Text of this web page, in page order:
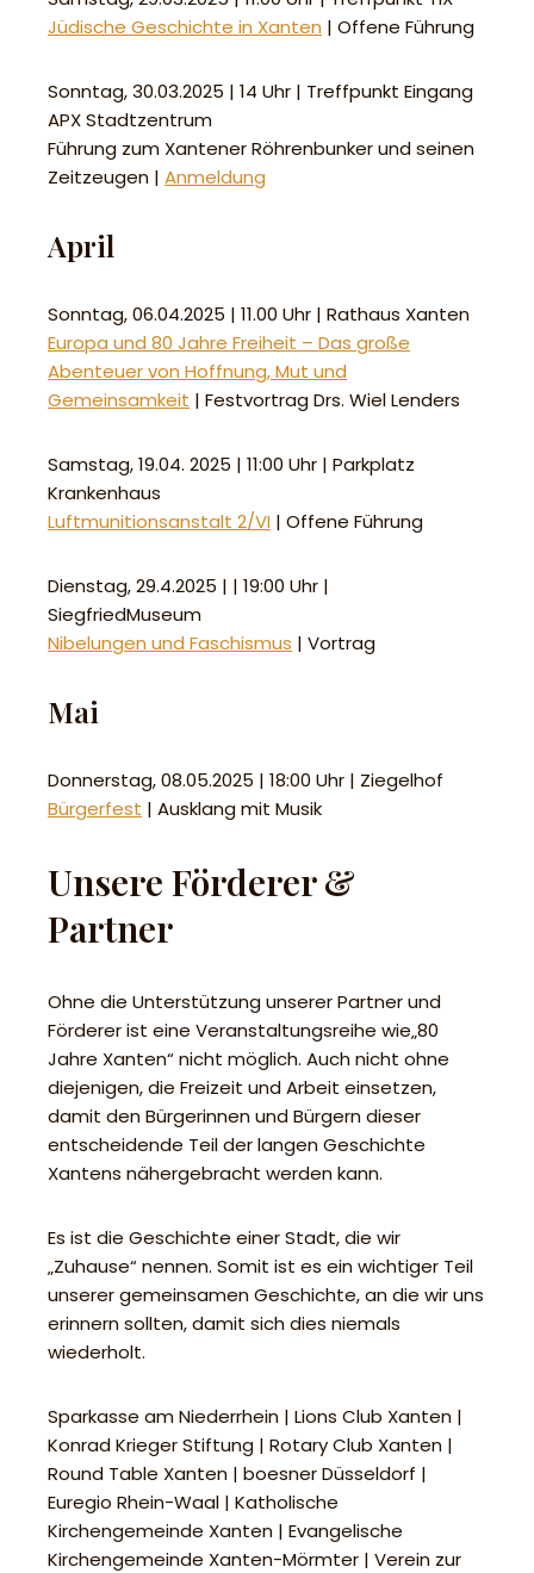
Jüdische Geschichte in Xanten | Offene Führung
Sonntag, 30.03.2025 | 14 Uhr | Treffpunkt Eingang
APX Stadtzentrum
Führung zum Xantener Röhrenbunker und seinen
Zeitzeugen | Anmeldung
April
Sonntag, 06.04.2025 | 11.00 Uhr | Rathaus Xanten
Europa und 80 Jahre Freiheit – Das große
Abenteuer von Hoffnung, Mut und
Gemeinsamkeit | Festvortrag Drs. Wiel Lenders
Samstag, 19.04. 2025 | 11:00 Uhr | Parkplatz
Krankenhaus
Luftmunitionsanstalt 2/VI | Offene Führung
Dienstag, 29.4.2025 | | 19:00 Uhr |
SiegfriedMuseum
Nibelungen und Faschismus | Vortrag
Mai
Donnerstag, 08.05.2025 | 18:00 Uhr | Ziegelhof
Bürgerfest | Ausklang mit Musik
Unsere Förderer &
Partner
Ohne die Unterstützung unserer Partner und
Förderer ist eine Veranstaltungsreihe wie„80
Jahre Xanten“ nicht möglich. Auch nicht ohne
diejenigen, die Freizeit und Arbeit einsetzen,
damit den Bürgerinnen und Bürgern dieser
entscheidende Teil der langen Geschichte
Xantens nähergebracht werden kann.
Es ist die Geschichte einer Stadt, die wir
„Zuhause“ nennen. Somit ist es ein wichtiger Teil
unserer gemeinsamen Geschichte, an die wir uns
erinnern sollten, damit sich dies niemals
wiederholt.
Sparkasse am Niederrhein | Lions Club Xanten |
Konrad Krieger Stiftung | Rotary Club Xanten |
Round Table Xanten | boesner Düsseldorf |
Euregio Rhein-Waal | Katholische
Kirchengemeinde Xanten | Evangelische
Kirchengemeinde Xanten-Mörmter | Verein zur